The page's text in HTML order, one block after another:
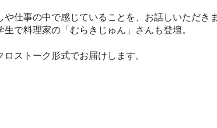
仕事の中で感じていることを、お話しいただきま
で料理家の「むらきじゅん」さんも登壇。
ストーク形式でお届けします。